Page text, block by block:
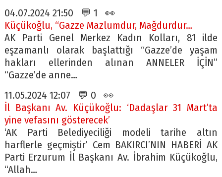
04.07.2024 21:50 💬 1 👀
Küçükoğlu, “Gazze Mazlumdur, Mağdurdur…
AK Parti Genel Merkez Kadın Kolları, 81 ilde
eşzamanlı olarak başlattığı “Gazze’de yaşam
hakları ellerinden alınan ANNELER İÇİN”
“Gazze’de anne…
11.05.2024 12:07 💬 0 👀
İl Başkanı Av. Küçükoğlu: ‘Dadaşlar 31 Mart’ta
yine vefasını gösterecek’
‘AK Parti Belediyeciliği modeli tarihe altın
harflerle geçmiştir’ Cem BAKIRCI’NIN HABERİ AK
Parti Erzurum İl Başkanı Av. İbrahim Küçükoğlu,
“Allah…